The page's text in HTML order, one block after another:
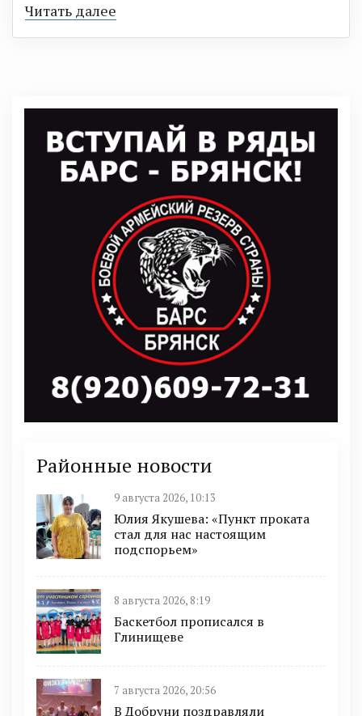
Читать далее
Районные новости
9 августа 2026, 10:13
Юлия Якушева: «Пункт проката
стал для нас настоящим
подспорьем»
8 августа 2026, 8:19
Баскетбол прописался в
Глинищеве
7 августа 2026, 20:56
В Добруни поздравляли